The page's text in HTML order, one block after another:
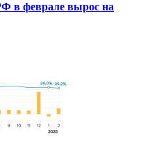
в феврале вырос на